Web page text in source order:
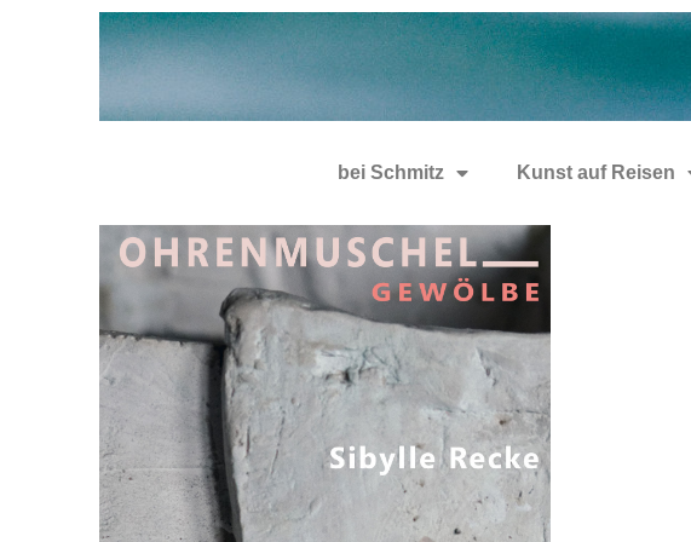
bei Schmitz Kunst auf Reisen